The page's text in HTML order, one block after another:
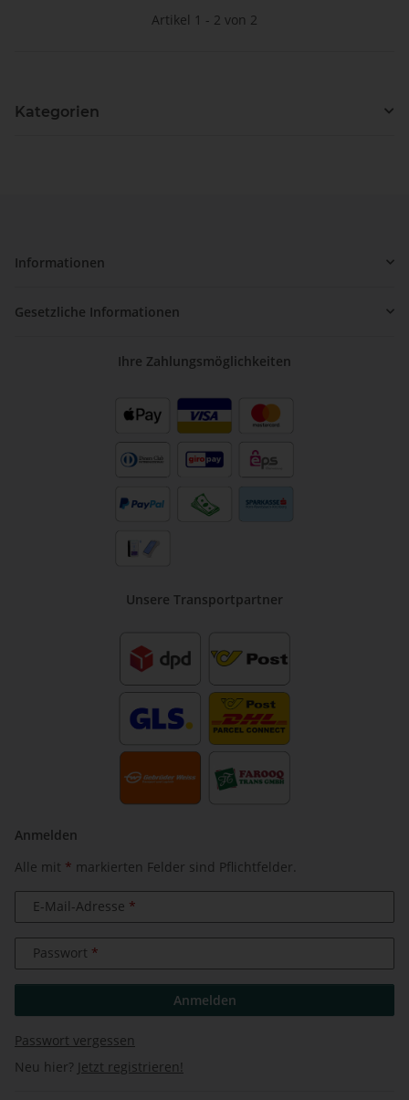
Artikel 1 - 2 von 2
Kategorien
Informationen
Gesetzliche Informationen
Ihre Zahlungsmöglichkeiten
Unsere Transportpartner
Anmelden
Alle mit * markierten Felder sind Pflichtfelder.
E-Mail-Adresse
Passwort
Anmelden
Passwort vergessen
Neu hier? Jetzt registrieren!